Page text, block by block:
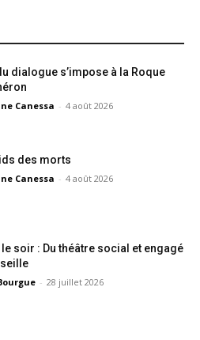
dialogue s’impose à la Roque
Canessa - 4 août 2026
des morts
Canessa - 4 août 2026
le soir : Du théâtre social et engagé
- 28 juillet 2026